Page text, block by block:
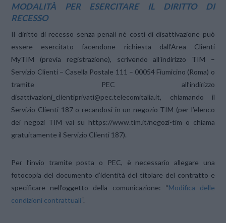
MODALITÀ PER ESERCITARE IL DIRITTO DI
RECESSO
Il diritto di recesso senza penali né costi di disattivazione può
essere esercitato facendone richiesta dall’Area Clienti
MyTIM (previa registrazione), scrivendo all’indirizzo TIM –
Servizio Clienti – Casella Postale 111 – 00054 Fiumicino (Roma) o
tramite PEC all’indirizzo
disattivazioni_clientiprivati@pec.telecomitalia.it, chiamando il
Servizio Clienti 187 o recandosi in un negozio TIM (per l’elenco
dei negozi TIM vai su https://www.tim.it/negozi-tim o chiama
gratuitamente il Servizio Clienti 187).
Per l’invio tramite posta o PEC, è necessario allegare una
fotocopia del documento d’identità del titolare del contratto e
specificare nell’oggetto della comunicazione: “Modifica delle
condizioni contrattuali“.